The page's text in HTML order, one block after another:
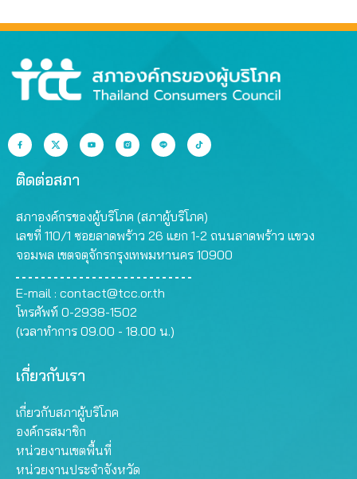
ติดต่อสภา
สภาองค์กรของผู้บริโภค (สภาผู้บริโภค)
เลขที่ 110/1 ซอยลาดพร้าว 26 แยก 1-2 ถนนลาดพร้าว แขวง
จอมพล เขตจตุจักรกรุงเทพมหานคร 10900
E-mail : contact@tcc.or.th
โทรศัพท์ 0-2938-1502
(เวลาทำการ 09.00 - 18.00 น.)
เกี่ยวกับเรา
เกี่ยวกับสภาผู้บริโภค
องค์กรสมาชิก
หน่วยงานเขตพื้นที่
หน่วยงานประจำจังหวัด